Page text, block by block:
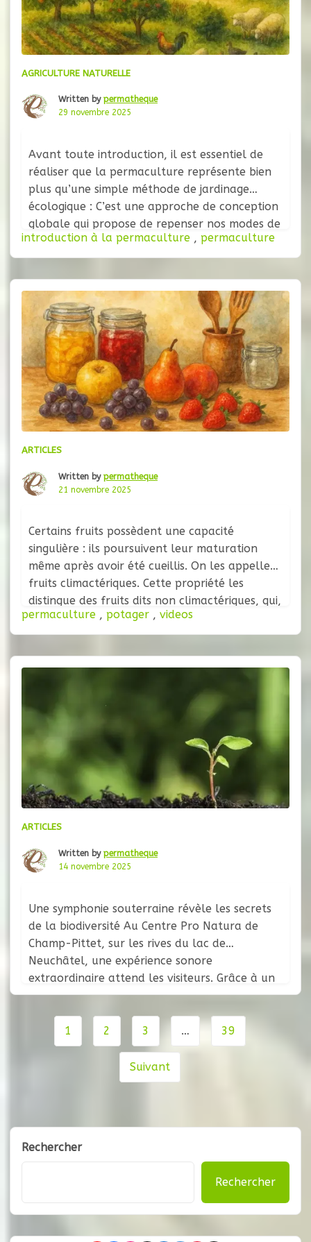
AGRICULTURE NATURELLE
Written by permatheque
29 novembre 2025
Avant toute introduction, il est essentiel de
réaliser que la permaculture représente bien
plus qu’une simple méthode de jardinage
écologique : C’est une approche de conception
globale qui propose de repenser nos modes de
vie, nos systèmes de production et notre
relation à la nature. Née dans les années
1970 en Australie, elle s’est depuis
introduction à la permaculture , permaculture
ARTICLES
Written by permatheque
21 novembre 2025
Certains fruits possèdent une capacité
singulière : ils poursuivent leur maturation
même après avoir été cueillis. On les appelle
fruits climactériques. Cette propriété les
distingue des fruits dits non climactériques, qui,
une fois détachés de la plante, ne changent
plus vraiment de texture ni de saveur, mais se
contentent de se dégrader. La banane, la
permaculture , potager , videos
ARTICLES
Written by permatheque
14 novembre 2025
Une symphonie souterraine révèle les secrets
de la biodiversité Au Centre Pro Natura de
Champ-Pittet, sur les rives du lac de
Neuchâtel, une expérience sonore
extraordinaire attend les visiteurs. Grâce à un
dispositif novateur développé par l’artiste et
possible d’écouter la vie secrète qui fourmille
sous nos pieds. Une
Navigation
1 2 3 … 39
Suivant
Rechercher
Rechercher